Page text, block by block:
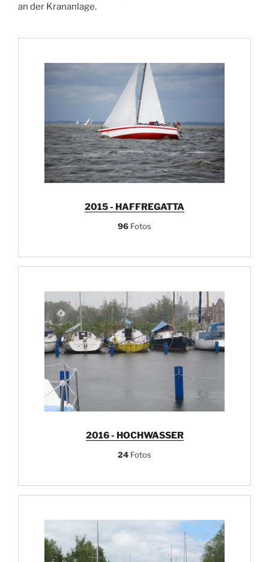
an der Krananlage.
2015 - HAFFREGATTA
96 Fotos
2016 - HOCHWASSER
24 Fotos